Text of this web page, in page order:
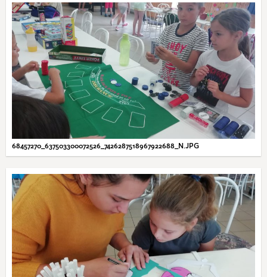
68457270_637503300072526_7426287518967922688_N.JPG